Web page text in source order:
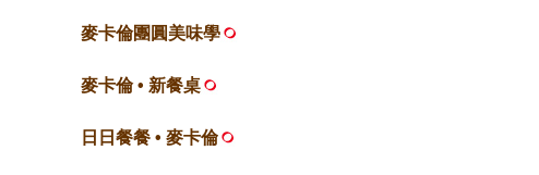
麥卡倫團圓美味學
麥卡倫 • 新餐桌
日日餐餐 • 麥卡倫